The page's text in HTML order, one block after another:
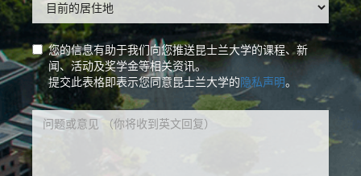
您的信息有助于我们向您推送昆士兰大学的课程、新
闻、活动及奖学金等相关资讯。
提交此表格即表示您同意昆士兰大学的隐私声明。